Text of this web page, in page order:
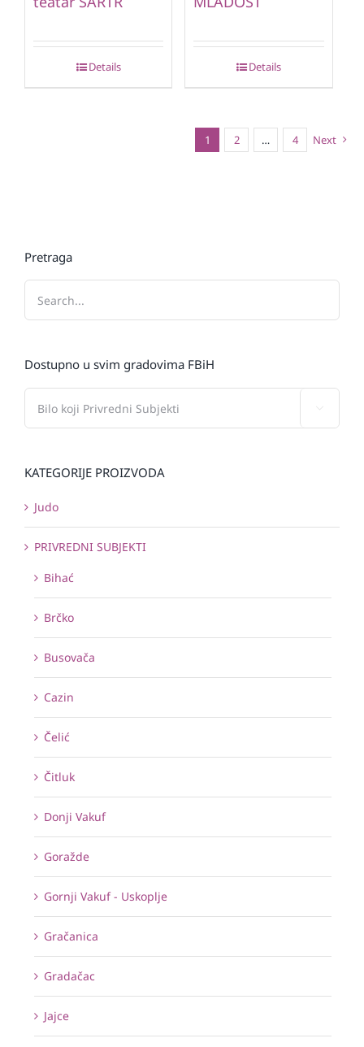
Details Details
1 2 … 4 Next
Pretraga
Dostupno u svim gradovima FBiH
KATEGORIJE PROIZVODA
Judo
PRIVREDNI SUBJEKTI
Bihać
Brčko
Busovača
Cazin
Čelić
Čitluk
Donji Vakuf
Goražde
Gornji Vakuf - Uskoplje
Gračanica
Gradačac
Jajce